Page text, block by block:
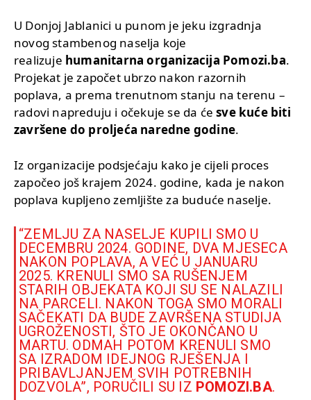
U Donjoj Jablanici u punom je jeku izgradnja
novog stambenog naselja koje
realizuje humanitarna organizacija Pomozi.ba.
Projekat je započet ubrzo nakon razornih
poplava, a prema trenutnom stanju na terenu –
radovi napreduju i očekuje se da ćesve kuće biti
završene do proljeća naredne godine.
Iz organizacije podsjećaju kako je cijeli proces
započeo još krajem 2024. godine, kada je nakon
poplava kupljeno zemljište za buduće naselje.
“ZEMLJU ZA NASELJE KUPILI SMO U
DECEMBRU 2024. GODINE, DVA MJESECA
NAKON POPLAVA, A VEĆ U JANUARU
2025. KRENULI SMO SA RUŠENJEM
STARIH OBJEKATA KOJI SU SE NALAZILI
NA PARCELI. NAKON TOGA SMO MORALI
SAČEKATI DA BUDE ZAVRŠENA STUDIJA
UGROŽENOSTI, ŠTO JE OKONČANO U
MARTU. ODMAH POTOM KRENULI SMO
SA IZRADOM IDEJNOG RJEŠENJA I
PRIBAVLJANJEM SVIH POTREBNIH
DOZVOLA”, PORUČILI SU IZ POMOZI.BA.